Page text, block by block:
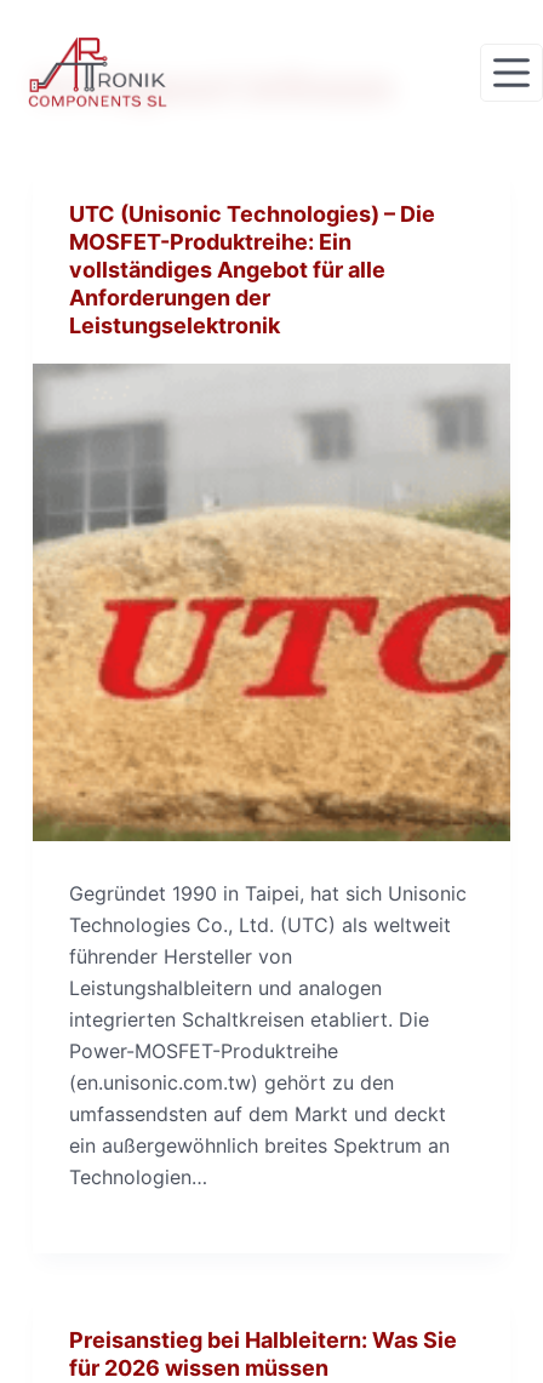
m
Schlagwort
UTC (Unisonic Technologies) – Die
MOSFET-Produktreihe: Ein
vollständiges Angebot für alle
Anforderungen der
Leistungselektronik
Gegründet 1990 in Taipei, hat sich Unisonic
Technologies Co., Ltd. (UTC) als weltweit
führender Hersteller von
Leistungshalbleitern und analogen
integrierten Schaltkreisen etabliert. Die
Power-MOSFET-Produktreihe
(en.unisonic.com.tw) gehört zu den
umfassendsten auf dem Markt und deckt
ein außergewöhnlich breites Spektrum an
Technologien…
Preisanstieg bei Halbleitern: Was Sie
für 2026 wissen müssen